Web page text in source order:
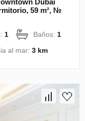
59 m², №
1 Baños: 1
al mar:3 km